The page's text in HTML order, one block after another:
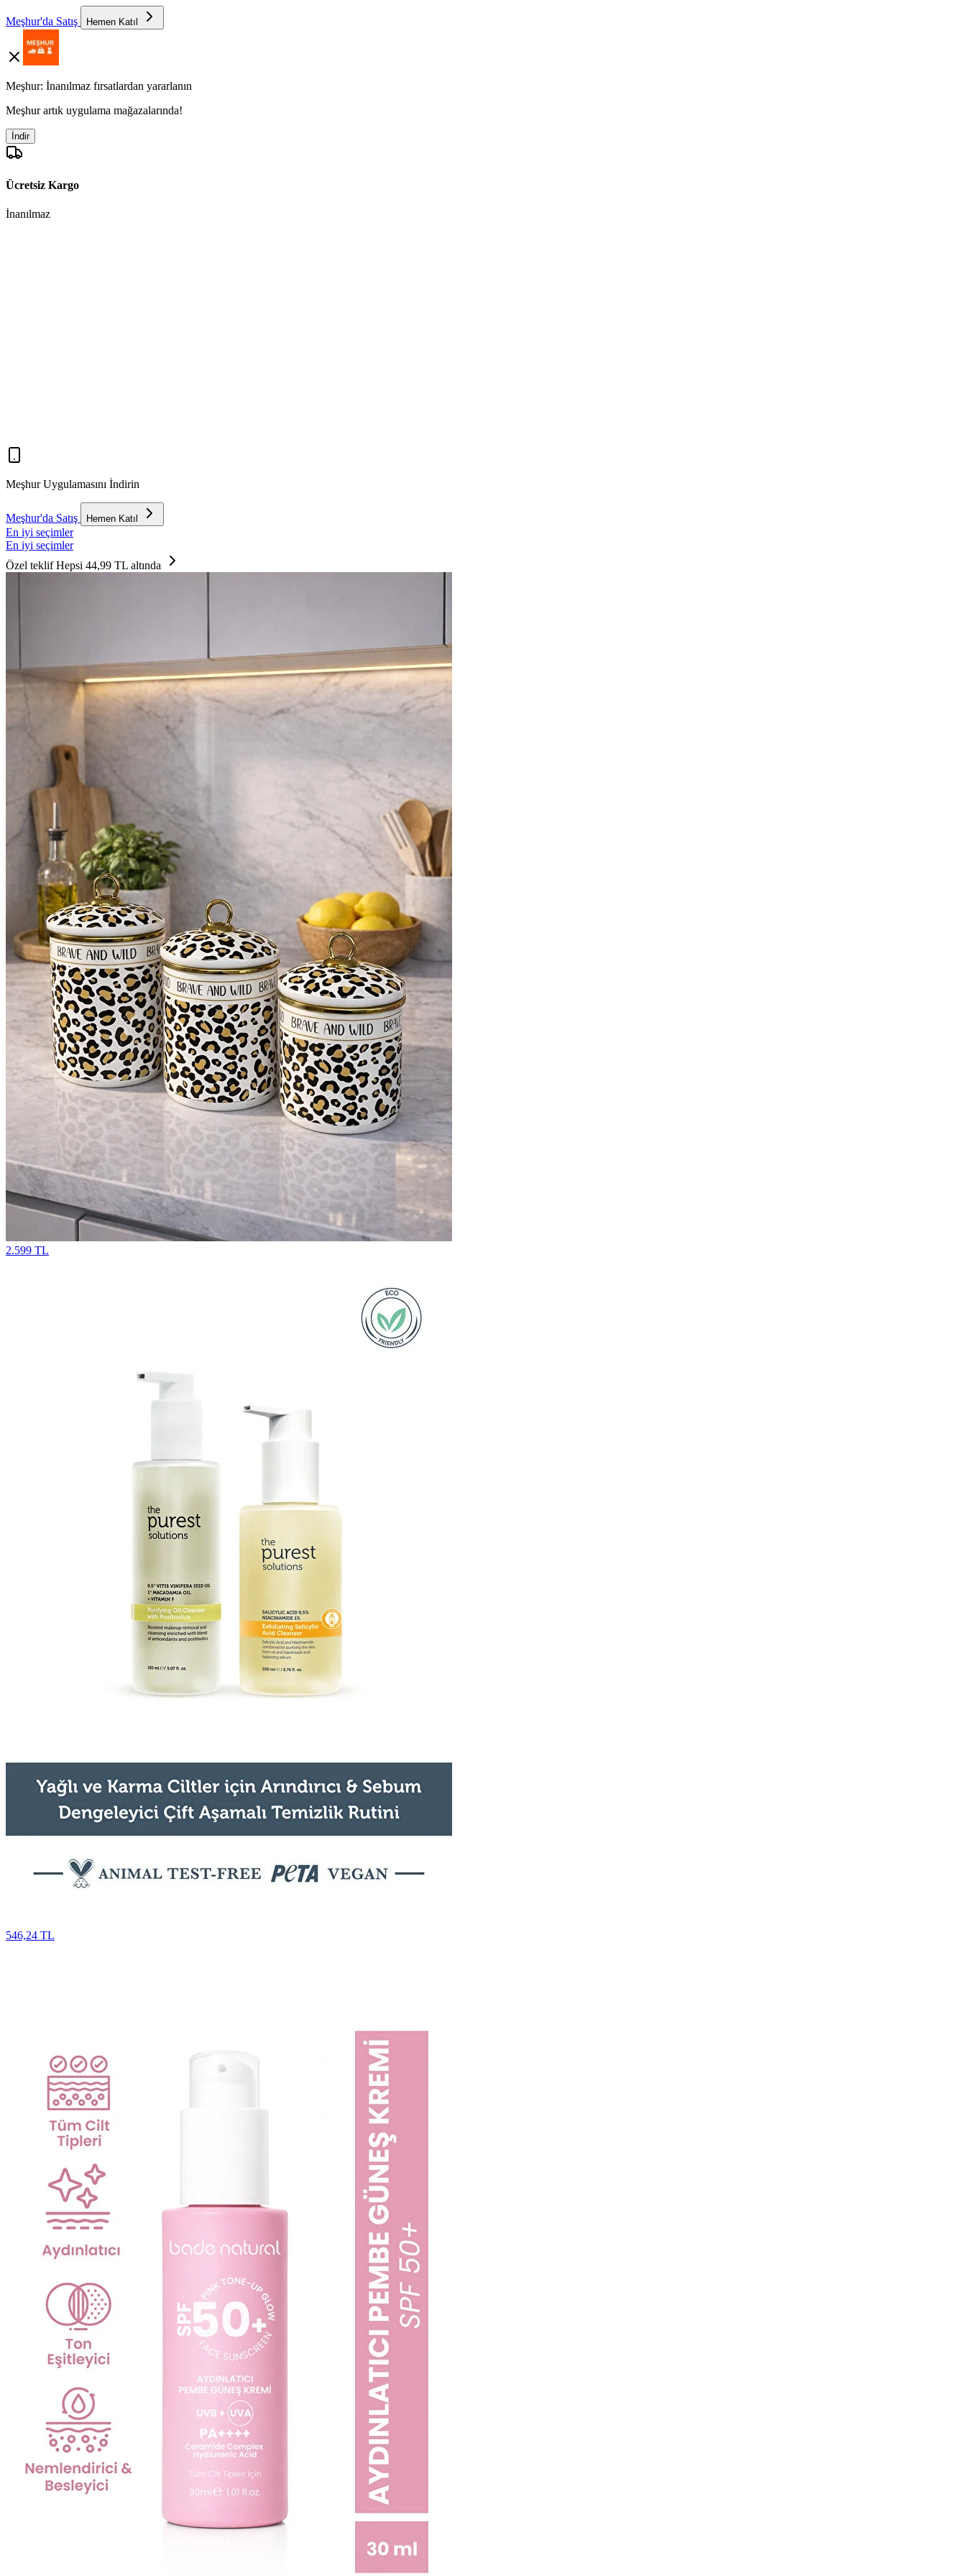
Meşhur'da Satış Hemen Katıl
Meşhur: İnanılmaz fırsatlardan yararlanın
Meşhur artık uygulama mağazalarında!
İndir
Ücretsiz Kargo
İnanılmaz
Meşhur Uygulamasını İndirin
Meşhur'da Satış Hemen Katıl
En iyi seçimler
En iyi seçimler
Özel teklif Hepsi 44,99 TL altında
2.599 TL
546,24 TL